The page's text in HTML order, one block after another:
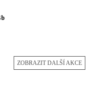
ZOBRAZIT DALŠÍ AKCE